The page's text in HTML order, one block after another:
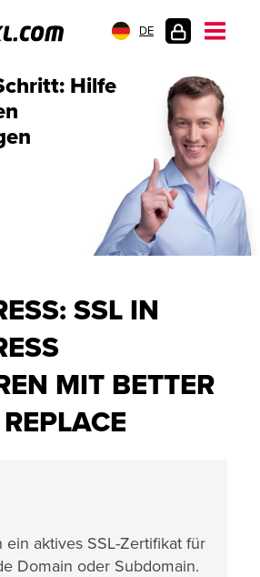
DE
Hilfe
SSL IN
MIT BETTER
ein aktives SSL-Zertifikat für
Domain oder Subdomain.